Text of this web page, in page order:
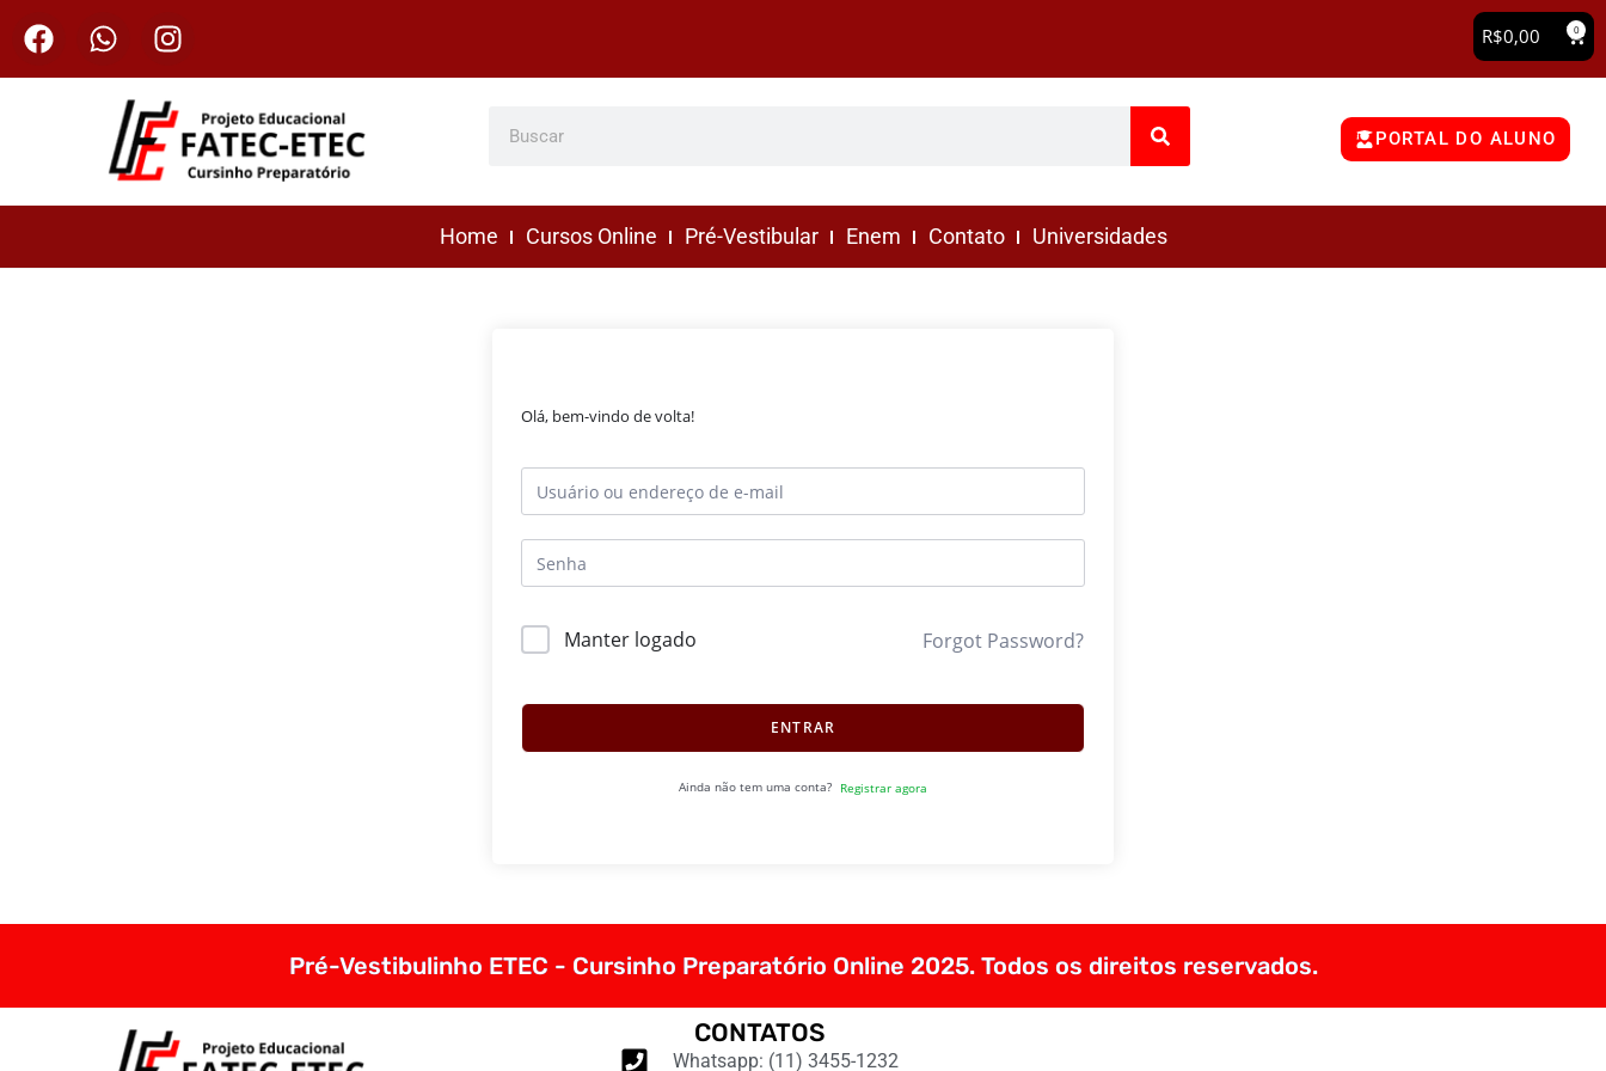
R$0,00 0
PORTAL DO ALUNO
Home Cursos Online Pré-Vestibular Enem Contato Universidades
Olá, bem-vindo de volta!
Manter logado Forgot Password?
ENTRAR
Ainda não tem uma conta? Registrar agora
Pré-Vestibulinho ETEC - Cursinho Preparatório Online 2025. Todos os direitos reservados.
CONTATOS
Whatsapp: (11) 3455-1232